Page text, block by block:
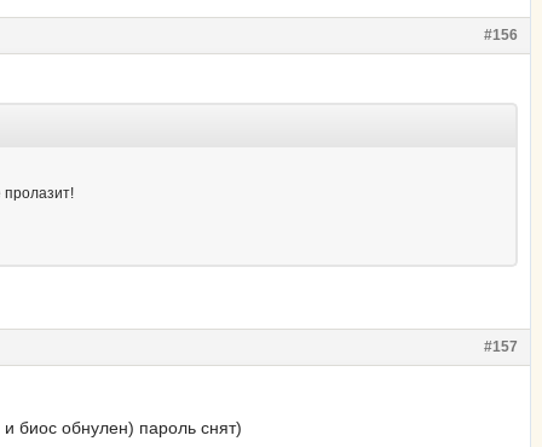
#156
пролазит!
#157
биос обнулен) пароль снят)